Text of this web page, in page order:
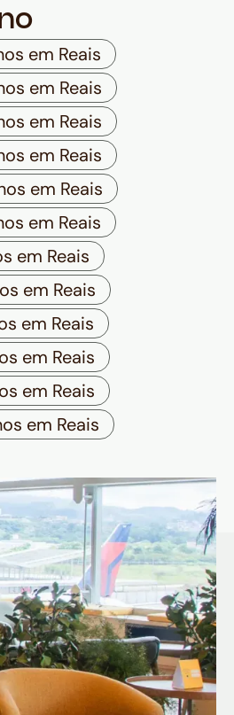
em Reais
em Reais
em Reais
em Reais
em Reais
em Reais
em Reais
em Reais
em Reais
em Reais
em Reais
em Reais
Nomad tem
mais
e vantagens
Internacional